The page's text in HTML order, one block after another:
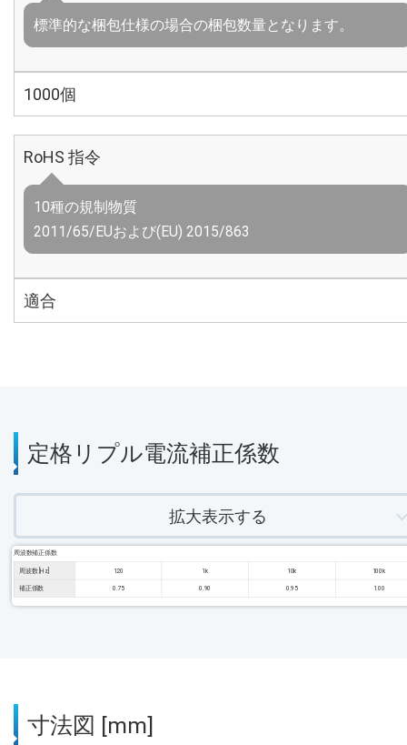
標準的な梱包仕様の場合の梱包数量となります。
1000個
RoHS 指令
10種の規制物質
2011/65/EUおよび(EU) 2015/863
適合
定格リプル電流補正係数
拡大表示する
周波数補正係数
周波数 [Hz] 120 1k 10k 100k
補正係数 0.75 0.90 0.95 1.00
寸法図 [mm]